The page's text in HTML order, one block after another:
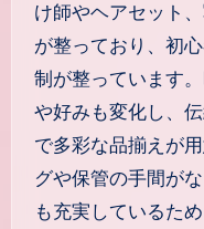
け師やヘアセット
が整っており、初
制が整っています
や好みも変化し、
で多彩な品揃えが
グや保管の手間が
も充実しているた